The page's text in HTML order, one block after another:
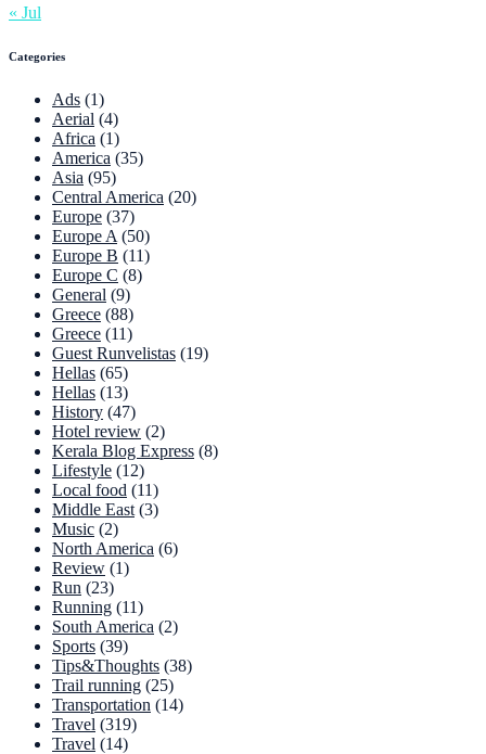
« Jul
Categories
Ads (1)
Aerial (4)
Africa (1)
America (35)
Asia (95)
Central America (20)
Europe (37)
Europe A (50)
Europe B (11)
Europe C (8)
General (9)
Greece (88)
Greece (11)
Guest Runvelistas (19)
Hellas (65)
Hellas (13)
History (47)
Hotel review (2)
Kerala Blog Express (8)
Lifestyle (12)
Local food (11)
Middle East (3)
Music (2)
North America (6)
Review (1)
Run (23)
Running (11)
South America (2)
Sports (39)
Tips&Thoughts (38)
Trail running (25)
Transportation (14)
Travel (319)
Travel (14)